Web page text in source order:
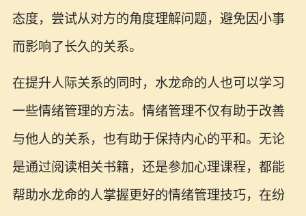
态度，尝试从对方的角度理解问题，避免因小事
而影响了长久的关系。
在提升人际关系的同时，水龙命的人也可以学习
一些情绪管理的方法。情绪管理不仅有助于改善
与他人的关系，也有助于保持内心的平和。无论
是通过阅读相关书籍，还是参加心理课程，都能
帮助水龙命的人掌握更好的情绪管理技巧，在纷